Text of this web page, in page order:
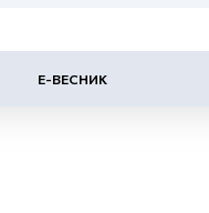
Е-ВЕСНИК